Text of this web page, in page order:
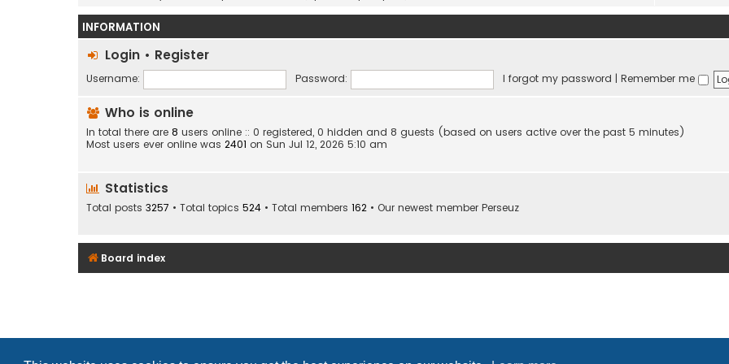
INFORMATION
Login • Register
Username: Password: I forgot my password | Remember me
Who is online
In total there are 8 users online :: 0 registered, 0 hidden and 8 guests (based on users active over the past 5 minutes)
Most users ever online was 2401 on Sun Jul 12, 2026 5:10 am
Statistics
Total posts 3257 • Total topics 524 • Total members 162 • Our newest member Perseuz
Board index